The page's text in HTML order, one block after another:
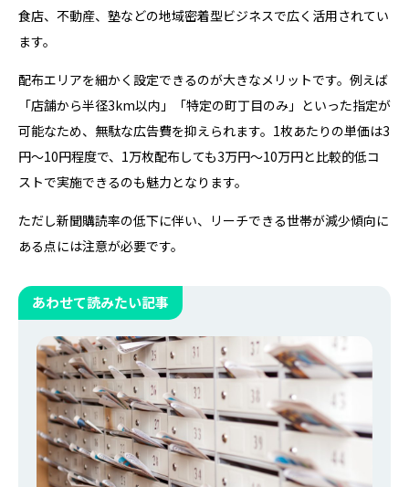
食店、不動産、塾などの地域密着型ビジネスで広く活用されてい
ます。
配布エリアを細かく設定できるのが大きなメリットです。例えば
「店舗から半径3km以内」「特定の町丁目のみ」といった指定が
可能なため、無駄な広告費を抑えられます。1枚あたりの単価は3
円〜10円程度で、1万枚配布しても3万円〜10万円と比較的低コ
ストで実施できるのも魅力となります。
ただし新聞購読率の低下に伴い、リーチできる世帯が減少傾向に
ある点には注意が必要です。
あわせて読みたい記事